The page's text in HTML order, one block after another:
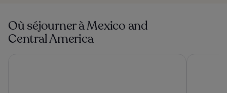
Où séjourner à Mexico and
Central America